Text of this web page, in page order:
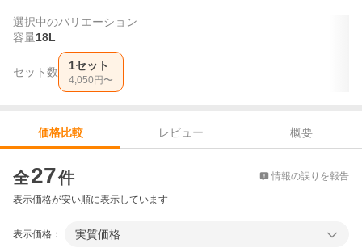
選択中のバリエーション
容量18L
セット数 1セット
4,050 円〜
価格比較 レビュー
概要
全27件 情報の誤りを報告
表示価格が安い順に表示しています
表示価格： 実質価格